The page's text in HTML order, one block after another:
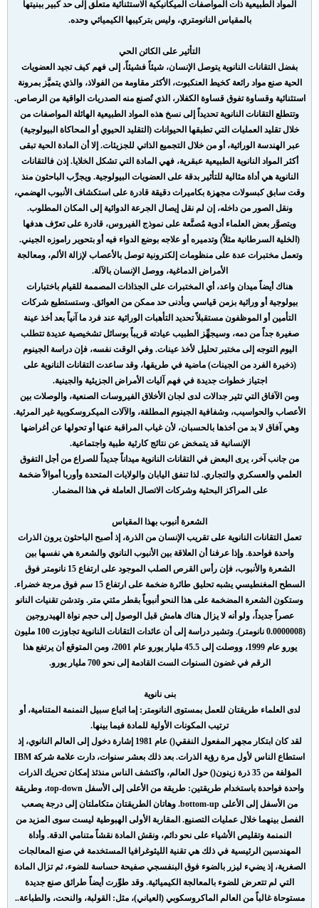
المواد الطبيعية ذات المواصفات الميكانيكية الاستثنائية متعلق إلى حد كبير ببنيتها
بالمقياس النانومتري، وليس بتركيبها الكيميائي وحده.
التأثير على الكائن الحي
بفضل التقانات النانوية يتوصل الإنسان، شيئاً فشيئاً، إلى فهم كيف تجيد العضويات
الحية صنع مواد رائعة كخيط العنكبوت، الأكثر مقاومة من الفولاذ، والذي يتميَّز بمرونة
استثنائية وقساوة تفوق قساوة الكفلار، الذي تُصنع منه الصدريات الواقية من الرصاص.
وتتطلع التقانات النانوية تحديداً إلى نسخ هذه المواد الطبيعية الهائلة المواصفات من
خلال تقليد العمليات التي تطبقها الحيوانات (التقليد الحيوي أو المحاكاة البيولوجية)
عبر الهندسة الوراثية، أو من خلال التجميع الذاتي للجزيئات. إلا أن المادة الحية تبقى
أكثر المواد النانوية الطبيعية عبقرية، فهي المادة التي تشكل الخلايا. إذن فالتقانات
النانوية هي أداة مثالية للتأثير بدقة على العضويات البيولوجية. ويجرِّب الباحثون منذ
وقت سابق كبسولات مجهزة بكاميرات دقيقة قادرة على استكشاف الأنبوب الهضمي،
ونقل الصور من داخله، إن لم نقل إيصال الجرعة الدوائية إلى المكان المطلوب.
ويتصوَّر بعض العلماء أدوية مُصنَّعة على نموذج الفيروس، قادرة على تعرّف هدفها
(الخلية السرطانية مثلاً) وتدميره أو علاجه بوضع الدواء فيه أو بتحوير راموزه الجيني.
وتعمل مختبرات عدة على منظومات إلكترونية توصل بالأعصاب لإزالة الألم، ومعالجة
الأمراض الدماغية، ووصل الإنسان بالآلة.
هناك أيضاً ميدان واعد، أي المختبرات على الجذاذات المصممة للقيام باختبارات
بيولوجية أو وراثية بزمن قياسي وبأدنى حد ممكن من العوائق. وستستطيع شركات
التأمين أو الموظفون مستقبلاً تحديد التأهبات الوراثية عند فرد ما آنياً بعد أخذ عينة
صغيرة جداً من دمه، وسيجهِّز الطبيب عيادته قريباً بوسائل تشخيصية عديدة تتطلب
اليوم التوجه إلى مختبر تحليل لأخذ عينات. وفي الوقت نفسه، فإن دراسة الجينوم
(ذخيرة الفرد من الجينات) ماضية في طريقها، وقد ساعدت التقانات النانوية على
اجتياز خطوات جديدة في فهم آليات الأمراض الجزيئية والجينية.
ومن الآفاق التي تثير جدالات لدى لجان الأخلاق الفيروسات الصنعية، والوصلات بين
الأعصاب والحواسيب، وشفافية الجينوم المطلقة، والآلات الميكروسكوبية غير المرئية.
وهي آفاق لا بد من أخذها بالحسبان، لأن غياب المراقبة عنها أو تحولها عن أغراضها
الإنسانية قد يتمخض عن نتائج كارثية طبية واجتماعية.
من جانب آخر، يرى البعض في التقانات النانوية ميداناً جديداً للصراع من أجل التفوق
العلمي والعسكري والتجاري. لذا تنفق اليابان والولايات المتحدة وأوربا أموالاً ضخمة
على المراكز البحثية وشركات الاتصال العاملة في هذا المضمار.
الشعرة أنبوب بهذا المقياس
تعمل التقانات النانوية على تقريب الإنسان من الذرة، إذ أصبح الباحثون يرون الذرات
واحدة فواحدة. وإذا عرفنا أن العلاقة بين الأنبوب النانوي والشعرة هي نفسها بين
الشعرة والأنبوب، فإن رأس القرص الصلب الموجود على ارتفاع 15 نانومتر فوق
السطح المغنطيسي يشبه تحليق طائرة ضخمة على ارتفاع 15 سم فوق مرجة خضراء.
وستكون الشعرة المضخمة على هذا النحو أنبوباً بقطر مئتي متر. وتدشن تقنيات النانو
عصراً جديداً، ولو أنه لا يزال هناك هامش قبل الوصول إلى حجم نواة الهيدروجين
(0.0000008 نانومتر). وتشير دراسة إلى أن عائدات التقانات النانوية تجاوزت 100 مليون
يورو عام 1999، ووصلت إلى 45.5 مليار يورو عام 2001، ومن المتوقع أن يرتفع هذا
الرقم في غضون السنوات الست القادمة إلى نحو 700 مليار يورو.
بنى نانوية
لدى العلماء طريقتان للعمل بمستوى النانومتر: إما اتباع سبيل النمنمة المتنامية، أو
ترتيب المكونات الأولية للمادة فيما بينها.
لقد كان ابتكار مجهر المفعول النفقي() عام 1981 إشارة دخول إلى العالم النانوي، إذ
استطاع الناس لأول مرة رؤية الذرات. بعد ذلك بعشر سنوات، دارت علامة شركة IBM
المؤلفة من 35 ذرة زينون() حول العالم، واكتشف الناس منذئذ إمكان تحريك الذرات
واحدة فواحدة باستخدام طريقتين: طريقة من الأعلى إلى الأسفل top-down، وطريقة
من الأسفل إلى الأعلى bottom-up. وهاتان الطريقتان متكاملتان إلى درجة يصعب
الفصل بينهما خلال عمليات التصنيع. المقاربة الأولى الهبوطية ليست سوى المزيد من
النمنمة وتقليص الأشياء على نحو دائم، ونقش المادة نقشاً متنامي الدقة. وأداة
المهندسين الرئيسية في ذلك هي تقنية الليثوغرافيا المستخدمة في صنع المعالجات
الصغرية، إذ يضيء ليزر بالضوء فوق البنفسجي صفيحة حساسة للضوء، ثم تزال المادة
التي لم تتعرض للضوء بالمعالجة الكيميائية. وقد طوِّرت أيضاً طرائق صنع جديدة
مستوحاة غالباً من العالم الماكروسكوبي (العياني)، مثل: القولبة، والنحت، والطباعة..